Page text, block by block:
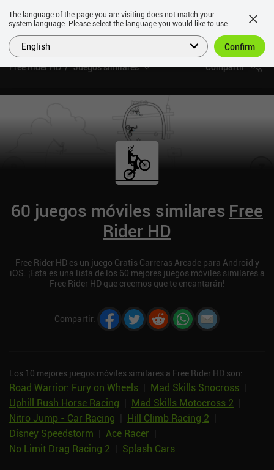
Free Rider HD Juegos similares Compartir
60 juegos móviles similares Free
Rider HD
Free Rider HD es un juego Gratis Carreras Arcade para Android y
iOS. ¡Esta es una lista de los 60 mejores juegos móviles similares a
Free Rider HD que creemos que te encantarán!
Compartir:
Los 10 mejores juegos móviles similares a Free Rider HD son:
Road Warrior: Fury on Wheels Mad Skills Snocross
Uphill Rush Horse Racing
Mad Skills Motocross 2
Nitro Jump - Car Racing
Hill Climb Racing 2
Disney Speedstorm
Ace Racer
No Limit Drag Racing 2
Splash Cars
The language of the page you are visiting does not match your
system language. Please select the language you would like to use.
English Confirm